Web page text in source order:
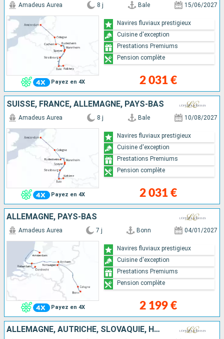
Payez en 4X
Amadeus Aurea 8 j Bale 15/06/2027
2 031 €
Navires fluviaux prestigieux
Cuisine d'exception
Prestations Premiums
Pension complète
SUISSE, FRANCE, ALLEMAGNE, PAYS-BAS
Payez en 4X
Amadeus Aurea 8 j Bale 10/08/2027
2 031 €
Navires fluviaux prestigieux
Cuisine d'exception
Prestations Premiums
Pension complète
ALLEMAGNE, PAYS-BAS
Payez en 4X
Amadeus Aurea 7 j Bonn 04/01/2027
2 199 €
Navires fluviaux prestigieux
Cuisine d'exception
Prestations Premiums
Pension complète
ALLEMAGNE, AUTRICHE, SLOVAQUIE, HONGRIE